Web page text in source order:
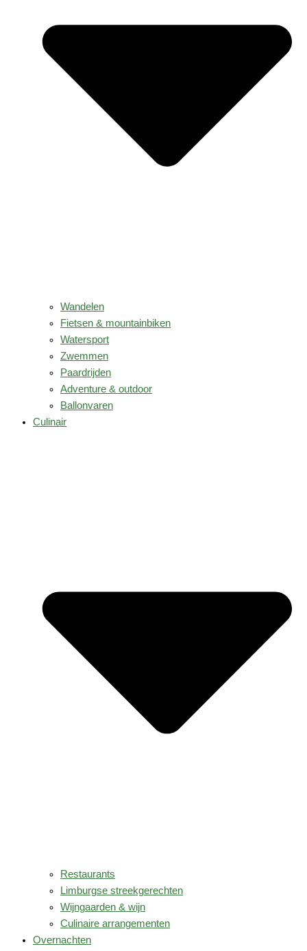
Wandelen
Fietsen & mountainbiken
Watersport
Zwemmen
Paardrijden
Adventure & outdoor
Ballonvaren
Culinair
Restaurants
Limburgse streekgerechten
Wijngaarden & wijn
Culinaire arrangementen
Overnachten